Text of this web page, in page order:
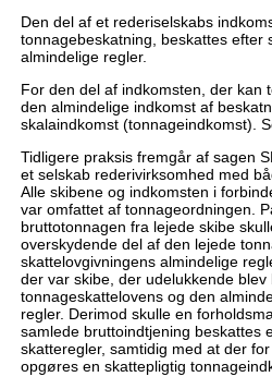
Den del af et rederiselskabs
tonnagebeskatning, beskattes efter
almindelige regler.
For den del af indkomsten, der kan
den almindelige indkomst af
skalaindkomst (tonnageindkomst).
Tidligere praksis fremgår af sagen
et selskab rederivirksomhed med
Alle skibene og indkomsten i
var omfattet af tonnageordningen.
bruttotonnagen fra lejede skibe
overskydende del af den lejede
skattelovgivningens almindelige
der var skibe, der udelukkende
tonnageskattelovens og den
regler. Derimod skulle en
samlede bruttoindtjening beskattes
skatteregler, samtidig med at der
opgøres en skattepligtig